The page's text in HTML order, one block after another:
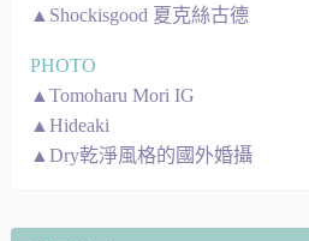
▲Shockisgood 夏克絲古德
PHOTO
▲Tomoharu Mori IG
▲Hideaki
▲Dry乾淨風格的國外婚攝